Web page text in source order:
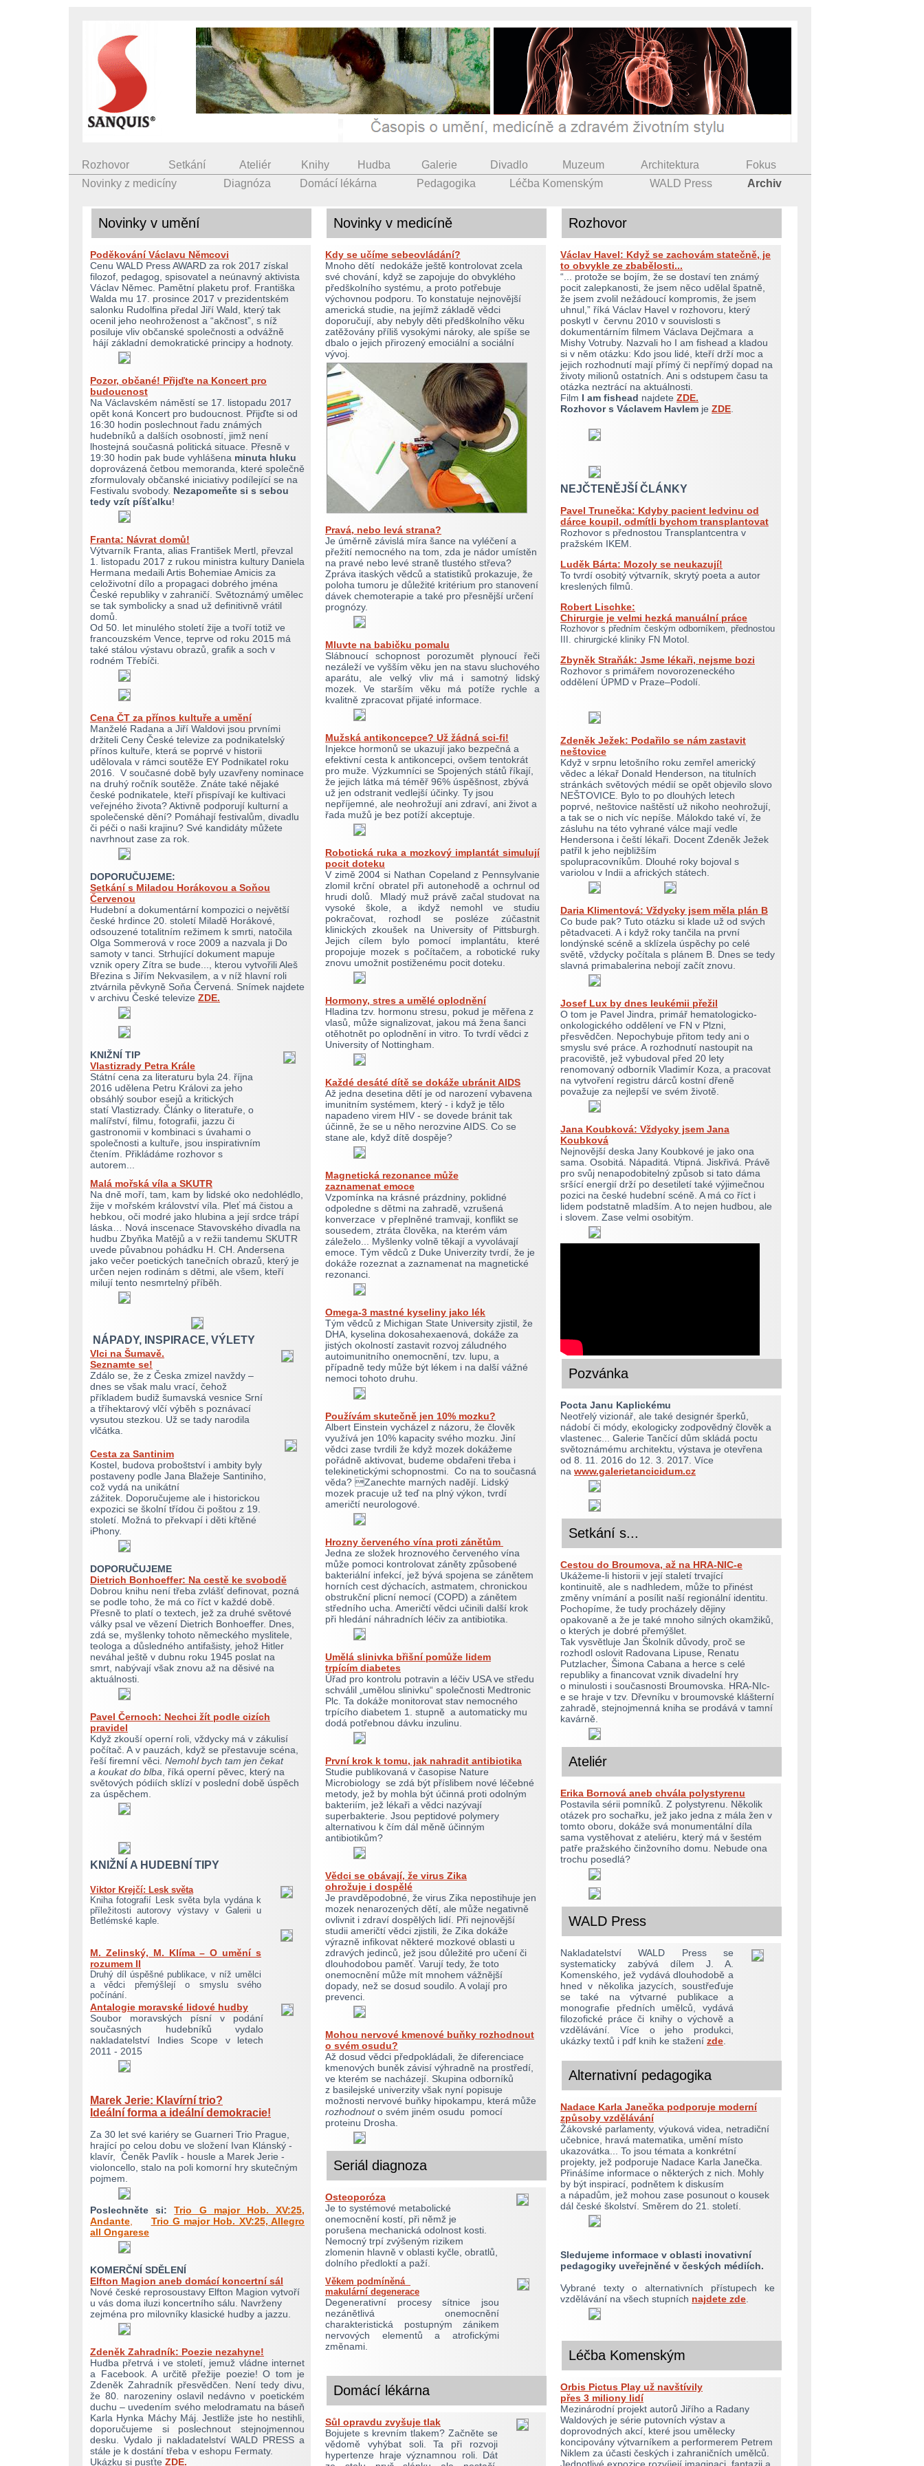
Rozhovor Setkání Ateliér Knihy Hudba Galerie Divadlo Muzeum Architektura
Fokus
Novinky z medicíny
Diagnóza Domácí lékárna Pedagogika Léčba Komenským WALD Press Archiv
Novinky v umění
Poděkování Václavu Němcovi
Cenu WALD Press AWARD za rok 2017 získal
filozof, pedagog, spisovatel a neúnavný aktivista
Václav Němec. Pamětní plaketu prof. Františka
Walda mu 17. prosince 2017 v prezidentském
salonku Rudolfina předal Jiří Wald, který tak
ocenil jeho neohroženost a “akčnost”, s níž
posiluje vliv občanské společnosti a odvážně
hájí základní demokratické principy a hodnoty.
Pozor, občané! Přijďte na Koncert pro
budoucnost
Na Václavském náměstí se 17. listopadu 2017
opět koná Koncert pro budoucnost. Přijďte si od
16:30 hodin poslechnout řadu známých
hudebníků a dalších osobností, jimž není
lhostejná současná politická situace. Přesně v
19:30 hodin pak bude vyhlášena minuta hluku
doprovázená četbou memoranda, které společně
zformulovaly občanské iniciativy podílející se na
Festivalu svobody. Nezapomeňte si s sebou
tedy vzít píšťalku!
Franta: Návrat domů!
Výtvarník Franta, alias František Mertl, převzal
1. listopadu 2017 z rukou ministra kultury Daniela
Hermana medaili Artis Bohemiae Amicis za
celoživotní dílo a propagaci dobrého jména
České republiky v zahraničí. Světoznámý umělec
se tak symbolicky a snad už definitivně vrátil
domů.
Od 50. let minulého století žije a tvoří totiž ve
francouzském Vence, teprve od roku 2015 má
také stálou výstavu obrazů, grafik a soch v
rodném Třebíči.
Cena ČT za přínos kultuře a umění
Manželé Radana a Jiří Waldovi jsou prvními
držiteli Ceny České televize za podnikatelský
přínos kultuře, která se poprvé v historii
udělovala v rámci soutěže EY Podnikatel roku
2016. V současné době byly uzavřeny nominace
na druhý ročník soutěže. Znáte také nějaké
české podnikatele, kteří přispívají ke kultivaci
veřejného života? Aktivně podporují kulturní a
společenské dění? Pomáhají festivalům, divadlu
či péči o naši krajinu? Své kandidáty můžete
navrhnout zase za rok.
DOPORUČUJEME:
Setkání s Miladou Horákovou a Soňou
Červenou
Hudební a dokumentární kompozici o největší
české hrdince 20. století Miladě Horákové,
odsouzené totalitním režimem k smrti, natočila
Olga Sommerová v roce 2009 a nazvala ji Do
samoty v tanci. Strhující dokument mapuje
vznik opery Zítra se bude..., kterou vytvořili Aleš
Březina s Jiřím Nekvasilem, a v níž hlavní roli
ztvárnila pěvkyně Soňa Červená. Snímek najdete
v archivu České televize ZDE.
KNIŽNÍ TIP
Vlastizrady Petra Krále
Státní cena za literaturu byla 24. října
2016 udělena Petru Královi za jeho
obsáhlý soubor esejů a kritických
statí Vlastizrady. Články o literatuře, o
malířství, filmu, fotografii, jazzu či
gastronomii v kombinaci s úvahami o
společnosti a kultuře, jsou inspirativním
čtením. Přikládáme rozhovor s
autorem...
Malá mořská víla a SKUTR
Na dně moří, tam, kam by lidské oko nedohlédlo,
žije v mořském království víla. Pleť má čistou a
hebkou, oči modré jako hlubina a její srdce trápí
láska… Nová inscenace Stavovského divadla na
hudbu Zbyňka Matějů a v režii tandemu SKUTR
uvede půvabnou pohádku H. CH. Andersena
jako večer poetických tanečních obrazů, který je
určen nejen rodinám s dětmi, ale všem, kteří
milují tento nesmrtelný příběh.
NÁPADY, INSPIRACE, VÝLETY
Vlci na Šumavě.
Seznamte se!
Zdálo se, že z Česka zmizel navždy –
dnes se však malu vrací, čehož
příkladem budiž šumavská vesnice Srní
a tříhektarový vlčí výběh s poznávací
vysutou stezkou. Už se tady narodila
vlčátka.
Cesta za Santinim
Kostel, budova proboštství i ambity byly
postaveny podle Jana Blažeje Santiniho,
což vydá na unikátní
zážitek. Doporučujeme ale i historickou
expozici se školní třídou či poštou z 19.
století. Možná to překvapí i děti křtěné
iPhony.
DOPORUČUJEME
Dietrich Bonhoeffer: Na cestě ke svobodě
Dobrou knihu není třeba zvlášť definovat, pozná
se podle toho, že má co říct v každé době.
Přesně to platí o textech, jež za druhé světové
války psal ve vězení Dietrich Bonhoeffer. Dnes,
zdá se, myšlenky tohoto německého myslitele,
teologa a důsledného antifašisty, jehož Hitler
neváhal ještě v dubnu roku 1945 poslat na
smrt, nabývají však znovu až na děsivé na
aktuálnosti.
Pavel Černoch: Nechci žít podle cizích
pravidel
Když zkouší operní roli, vždycky má v zákulisí
počítač. A v pauzách, když se přestavuje scéna,
řeší firemní věci. Nemohl bych tam jen čekat
a koukat do blba , říká operní pěvec, který na
světových pódiích sklízí v poslední době úspěch
za úspěchem.
KNIŽNÍ A HUDEBNÍ TIPY
Viktor Krejčí: Lesk světa
Kniha fotografií Lesk světa byla vydána k
příležitosti autorovy výstavy v Galerii u
Betlémské kaple.
M. Zelinský, M. Klíma – O umění s
rozumem II
Druhý díl úspěšné publikace, v níž umělci
a vědci přemýšlejí o smyslu svého
počínání.
Antalogie moravské lidové hudby
Soubor moravských písní v podání
současných hudebníků vydalo
nakladatelství Indies Scope v letech
2011 - 2015
Marek Jerie: Klavírní trio?
Ideální forma a ideální demokracie!
Za 30 let své kariéry se Guarneri Trio Prague,
hrající po celou dobu ve složení Ivan Klánský -
klavír, Čeněk Pavlík - housle a Marek Jerie -
violoncello, stalo na poli komorní hry skutečným
pojmem.
Poslechněte si:
Trio G major Hob. XV:25,
Andante
Trio G major Hob. XV:25, Allegro
all Ongarese
KOMERČNÍ SDĚLENÍ
Elfton Magion aneb domácí koncertní sál
Nové české reprosoustavy Elfton Magion vytvoří
u vás doma iluzi koncertního sálu. Navrženy
zejména pro milovníky klasické hudby a jazzu.
Zdeněk Zahradník: Poezie nezahyne!
Hudba přetrvá i ve století, jemuž vládne internet
a Facebook. A určitě přežije poezie! O tom je
Zdeněk Zahradník přesvědčen. Není tedy divu,
že 80. narozeniny oslavil nedávno v poetickém
duchu – uvedením svého melodramatu na báseň
Karla Hynka Máchy Máj. Jestliže jste ho nestihli,
doporučujeme si poslechnout stejnojmennou
desku. Vydalo ji nakladatelství WALD PRESS a
stále je k dostání třeba v eshopu Fermaty.
Ukázku si pusťte ZDE.
Novinky v medicíně
Kdy se učíme sebeovládání?
Mnoho dětí nedokáže ještě kontrolovat zcela
své chování, když se zapojuje do obvyklého
předškolního systému, a proto potřebuje
výchovnou podporu. To konstatuje nejnovější
americká studie, na jejímž základě vědci
doporučují, aby nebyly děti předškolního věku
zatěžovány příliš vysokými nároky, ale spíše se
dbalo o jejich přirozený emociální a sociální
vývoj.
Pravá, nebo levá strana?
Je úměrně závislá míra šance na vyléčení a
přežití nemocného na tom, zda je nádor umístěn
na pravé nebo levé straně tlustého střeva?
Zpráva itaských vědců a statistiků prokazuje, že
poloha tumoru je důležité kritérium pro stanovení
dávek chemoterapie a také pro přesnější určení
prognózy.
Mluvte na babičku pomalu
Slábnoucí schopnost porozumět plynoucí řeči
nezáleží ve vyšším věku jen na stavu sluchového
aparátu, ale velký vliv má i samotný lidský
mozek. Ve starším věku má potíže rychle a
kvalitně zpracovat přijaté informace.
Mužská antikoncepce? Už žádná sci-fi!
Injekce hormonů se ukazují jako bezpečná a
efektivní cesta k antikoncepci, ovšem tentokrát
pro muže. Výzkumníci se Spojených států říkají,
že jejich látka má téměř 96% úspěšnost, zbývá
už jen odstranit vedlejší účinky. Ty jsou
nepříjemné, ale neohrožují ani zdraví, ani život a
řada mužů je bez potíží akceptuje.
Robotická ruka a mozkový implantát simulují
pocit doteku
V zimě 2004 si Nathan Copeland z Pennsylvanie
zlomil krční obratel při autonehodě a ochrnul od
hrudi dolů. Mladý muž právě začal studovat na
vysoké škole, a ikdyž nemohl ve studiu
pokračovat, rozhodl se posléze zúčastnit
klinických zkoušek na University of Pittsburgh.
Jejich cílem bylo pomocí implantátu, které
propojuje mozek s počítačem, a robotické ruky
znovu umožnit postiženému pocit doteku.
Hormony, stres a umělé oplodnění
Hladina tzv. hormonu stresu, pokud je měřena z
vlasů, může signalizovat, jakou má žena šanci
otěhotnět po oplodnění in vitro. To tvrdí vědci z
University of Nottingham.
Každé desáté dítě se dokáže ubránit AIDS
Až jedna desetina dětí je od narození vybavena
imunitním systémem, který - i když je tělo
napadeno virem HIV - se dovede bránit tak
účinně, že se u něho nerozvine AIDS. Co se
stane ale, když dítě dospěje?
Magnetická rezonance může
zaznamenat emoce
Vzpomínka na krásné prázdniny, poklidné
odpoledne s dětmi na zahradě, vzrušená
konverzace v přeplněné tramvaji, konflikt se
sousedem, ztráta člověka, na kterém vám
záleželo... Myšlenky volně těkají a vyvolávají
emoce. Tým vědců z Duke Univerzity tvrdí, že je
dokáže rozeznat a zaznamenat na magnetické
rezonanci.
Omega-3 mastné kyseliny jako lék
Tým vědců z Michigan State University zjistil, že
DHA, kyselina dokosahexaenová, dokáže za
jistých okolností zastavit rozvoj záludného
autoimunitního onemocnění, tzv. lupu, a
případně tedy může být lékem i na další vážné
nemoci tohoto druhu.
Používám skutečně jen 10% mozku?
Albert Einstein vycházel z názoru, že člověk
využívá jen 10% kapacity svého mozku. Jiní
vědci zase tvrdili že když mozek dokážeme
pořádně aktivovat, budeme obdařeni třeba i
telekinetickými schopnostmi. Co na to současná
věda? Zanechte marných nadějí. Lidský
mozek pracuje už teď na plný výkon, tvrdí
američtí neurologové.
Hrozny červeného vína proti zánětům
Jedna ze složek hroznového červeného vína
může pomoci kontrolovat záněty způsobené
bakteriální infekcí, jež bývá spojena se zánětem
horních cest dýchacích, astmatem, chronickou
obstrukční plicní nemocí (COPD) a zánětem
středního ucha. Američtí vědci učinili další krok
při hledání náhradních léčiv za antibiotika.
Umělá slinivka břišní pomůže lidem
trpícím diabetes
Úřad pro kontrolu potravin a léčiv USA ve středu
schválil „umělou slinivku“ společnosti Medtronic
Plc. Ta dokáže monitorovat stav nemocného
trpícího diabetem 1. stupně a automaticky mu
dodá potřebnou dávku inzulinu.
První krok k tomu, jak nahradit antibiotika
Studie publikovaná v časopise Nature
Microbiology se zdá být příslibem nové léčebné
metody, jež by mohla být účinná proti odolným
bakteriím, jež lékaři a vědci nazývají
superbakterie. Jsou peptidové polymery
alternativou k čím dál měně účinným
antibiotikům?
Vědci se obávají, že virus Zika
ohrožuje i dospělé
Je pravděpodobné, že virus Zika nepostihuje jen
mozek nenarozených dětí, ale může negativně
ovlivnit i zdraví dospělých lidí. Při nejnovější
studii američtí vědci zjistili, že Zika dokáže
výrazně infikovat některé mozkové oblasti u
zdravých jedinců, jež jsou důležité pro učení či
dlouhodobou paměť. Varují tedy, že toto
onemocnění může mít mnohem vážnější
dopady, než se dosud soudilo. A volají pro
prevenci.
Mohou nervové kmenové buňky rozhodnout
o svém osudu?
Až dosud vědci předpokládali, že diferenciace
kmenových buněk závisí výhradně na prostředí,
ve kterém se nacházejí. Skupina odborníků
z basilejské univerzity však nyní popisuje
možnosti nervové buňky hipokampu, která může
rozhodnouto svém jiném osudu pomocí
proteinu Drosha.
Seriál diagnoza
Osteoporóza
Je to systémové metabolické
onemocnění kostí, při němž je
porušena mechanická odolnost kosti.
Nemocný trpí zvýšeným rizikem
zlomenin hlavně v oblasti kyčle, obratlů,
dolního předloktí a paží.
Věkem podmíněná
makulární degenerace
Degenerativní procesy sítnice jsou
nezánětlivá onemocnění
charakteristická postupným zánikem
nervových elementů a atrofickými
změnami.
Domácí lékárna
Sůl opravdu zvyšuje tlak
Bojujete s krevním tlakem? Začněte se
vědomě vyhýbat soli. Ta při rozvoji
hypertenze hraje významnou roli. Dát
Rozhovor
Václav Havel: Když se zachovám statečně, je
to obvykle ze zbabělosti...
“... protože se bojím, že se dostaví ten známý
pocit zalepkanosti, že jsem něco udělal špatně,
že jsem zvolil nežádoucí kompromis, že jsem
uhnul,” říká Václav Havel v rozhovoru, který
poskytl v červnu 2010 v souvislosti s
dokumentárním filmem Václava Dejčmara a
Mishy Votruby. Nazvali ho I am fishead a kladou
si v něm otázku: Kdo jsou lidé, kteří drží moc a
jejich rozhodnutí mají přímý či nepřímý dopad na
životy milionů ostatních. Ani s odstupem času ta
otázka neztrácí na aktuálnosti.
Film I am fishead najdete ZDE.
Rozhovor s Václavem Havlem je ZDE
NEJČTENĚJŠÍ ČLÁNKY
Pavel Trunečka: Kdyby pacient ledvinu od
dárce koupil, odmítli bychom transplantovat
Rozhovor s přednostou Transplantcentra v
pražském IKEM.
Luděk Bárta: Mozoly se neukazují!
To tvrdí osobitý výtvarník, skrytý poeta a autor
kreslených filmů.
Robert Lischke:
Chirurgie je velmi hezká manuální práce
Rozhovor s předním českým odborníkem, přednostou
III. chirurgické kliniky FN Motol.
Zbyněk Straňák: Jsme lékaři, nejsme bozi
Rozhovor s primářem novorozeneckého
oddělení ÚPMD v Praze–Podolí.
Zdeněk Ježek: Podařilo se nám zastavit
neštovice
Když v srpnu letošního roku zemřel americký
vědec a lékař Donald Henderson, na titulních
stránkách světových médií se opět objevilo slovo
NEŠTOVICE. Bylo to po dlouhých letech
poprvé, neštovice naštěstí už nikoho neohrožují,
a tak se o nich víc nepíše. Málokdo také ví, že
zásluhu na této vyhrané válce mají vedle
Hendersona i čeští lékaři. Docent Zdeněk Ježek
patřil k jeho nejbližším
spolupracovníkům. Dlouhé roky bojoval s
variolou v Indii a afrických státech.
Daria Klimentová: Vždycky jsem měla plán B
Co bude pak? Tuto otázku si klade už od svých
pětadvaceti. A i když roky tančila na první
londýnské scéně a sklízela úspěchy po celé
světě, vždycky počítala s plánem B. Dnes se tedy
slavná primabalerina nebojí začít znovu.
Josef Lux by dnes leukémii přežil
O tom je Pavel Jindra, primář hematologicko-
onkologického oddělení ve FN v Plzni,
přesvědčen. Nepochybuje přitom tedy ani o
smyslu své práce. A rozhodnutí nastoupit na
pracoviště, jež vybudoval před 20 lety
renomovaný odborník Vladimír Koza, a pracovat
na vytvoření registru dárců kostní dřeně
považuje za nejlepší ve svém životě.
Jana Koubková: Vždycky jsem Jana
Koubková
Nejnovější deska Jany Koubkové je jako ona
sama. Osobitá. Nápaditá. Vtipná. Jiskřivá. Právě
pro svůj nenapodobitelný způsob si tato dáma
sršící energií drží po desetiletí také výjimečnou
pozici na české hudební scéně. A má co říct i
lidem podstatně mladším. A to nejen hudbou, ale
i slovem. Zase velmi osobitým.
Pozvánka
Pocta Janu Kaplickému
Neotřelý vizionář, ale také designér šperků,
nádobí či módy, ekologicky zodpovědný člověk a
vlastenec... Galerie Tančící dům skládá poctu
světoznámému architektu, výstava je otevřena
od 8. 11. 2016 do 12. 3. 2017. Více
na www.galerietancicidum.cz
Setkání s...
Cestou do Broumova, až na HRA-NIC-e
Ukážeme-li historii v její staletí trvající
kontinuitě, ale s nadhledem, může to přinést
změny vnímání a posílit naší regionální identitu.
Pochopíme, že tudy procházely dějiny
opakovaně a že je také mnoho silných okamžiků,
o kterých je dobré přemýšlet.
Tak vysvětluje Jan Školník důvody, proč se
rozhodl oslovit Radovana Lipuse, Renatu
Putzlacher, Šimona Cabana a herce s celé
republiky a financovat vznik divadelní hry
o minulosti i současnosti Broumovska. HRA-NIc-
e se hraje v tzv. Dřevníku v broumovské klášterní
zahradě, stejnojmenná kniha se prodává v tamní
kavárně.
Ateliér
Erika Bornová aneb chvála polystyrenu
Postavila sérii pomníků. Z polystyrenu. Několik
otázek pro sochařku, jež jako jedna z mála žen v
tomto oboru, dokáže svá monumentální díla
sama vystěhovat z ateliéru, který má v šestém
patře pražského činžovního domu. Nebude ona
trochu posedlá?
WALD Press
Nakladatelství WALD Press se
systematicky zabývá dílem J. A.
Komenského, jež vydává dlouhodobě a
hned v několika jazycích, soustřeďuje
se také na výtvarné publikace a
monografie předních umělců, vydává
filozofické práce či knihy o výchově a
vzdělávání. Více o jeho produkci,
ukázky textů i pdf knih ke stažení zde
Alternativní pedagogika
Nadace Karla Janečka podporuje moderní
způsoby vzdělávání
Žákovské parlamenty, výuková videa, netradiční
učebnice, hravá matematika, umění místo
ukazovátka... To jsou témata a konkrétní
projekty, jež podporuje Nadace Karla Janečka.
Přinášíme informace o některých z nich. Mohly
by být inspirací, podnětem k diskusím
a nápadům, jež mohou zase posunout o kousek
dál české školství. Směrem do 21. století.
Sledujeme informace v oblasti inovativní
pedagogiky uveřejněné v českých médiích.
Vybrané texty o alternativních přístupech ke
vzdělávání na všech stupních najdete zde
Léčba Komenským
Orbis Pictus Play už navštívily
přes 3 miliony lidí
Mezinárodní projekt autorů Jiřího a Radany
Waldových je série putovních výstav a
doprovodných akcí, které jsou umělecky
koncipovány výtvarníkem a performerem Petrem
Niklem za účasti českých i zahraničních umělců.